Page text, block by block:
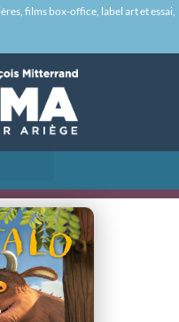
films box-office, label art et essai,